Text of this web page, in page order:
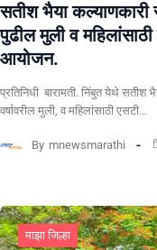
सतीश भैया कल्याणकारी
पुढील मुली व
आयोजन.
प्रतिनिधी बारामती. निंबुत येथे सतीश
वर्षावरील मुली, व महिलांसाठी एसटी…
By mnewsmarathi
माझा जिल्हा